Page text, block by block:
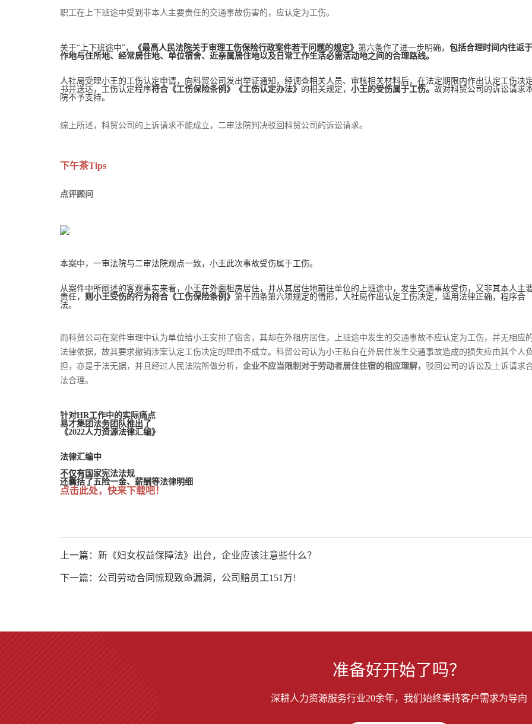
职工在上下班途中受到非本人主要责任的交通事故伤害的，应认定为工伤。
关于“上下班途中”， 《最高人民法院关于审理工伤保险行政案件若干问题的规定》 第六条作了进一步明确， 包括合理时间内往返
作地与住所地、经常居住地、单位宿舍、近亲属居住地以及日常工作生活必需活动地之间的合理路线。
人社局受理小王的工伤认定申请，向科贸公司发出举证通知，经调查相关人员、审核相关材料后，在法定期限内作出认定工伤决
书并送达，工伤认定程序符合《工伤保险条例》《工伤认定办法》 的相关规定， 小王的受伤属于工伤。 故对科贸公司的诉讼请求
院不予支持。
综上所述，科贸公司的上诉请求不能成立，二审法院判决驳回科贸公司的诉讼请求。
下午茶Tips
点评顾问
本案中，一审法院与二审法院观点一致，小王此次事故受伤属于工伤。
从案件中所阐述的客观事实来看，小王在外面租房居住，并从其居住地前往单位的上班途中，发生交通事故受伤，又非其本人主
责任， 则小王受伤的行为符合《工伤保险条例》 第十四条第六项规定的情形，人社局作出认定工伤决定，适用法律正确，程序合
法。
而科贸公司在案件审理中认为单位给小王安排了宿舍，其却在外租房居住，上班途中发生的交通事故不应认定为工伤，并无相应
法律依据，故其要求撤销涉案认定工伤决定的理由不成立。科贸公司认为小王私自在外居住发生交通事故造成的损失应由其个人
担，亦是于法无据，并且经过人民法院所做分析， 企业不应当限制对于劳动者居住住宿的相应理解， 驳回公司的诉讼及上诉请求
法合理。
针对HR工作中的实际痛点
易才集团法务团队推出了
《2022人力资源法律汇编》
法律汇编中
不仅有国家宪法法规
还囊括了五险一金、薪酬等法律明细
点击此处，快来下载吧！
上一篇：新《妇女权益保障法》出台，企业应该注意些什么？
下一篇：公司劳动合同惊现致命漏洞，公司赔员工151万!
准备好开始了吗？
深耕人力资源服务行业20余年，我们始终秉持客户需求为导向